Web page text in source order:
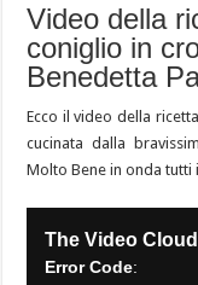
Video della
coniglio in
Benedetta
Ecco il video della
cucinata dalla
Molto Bene in onda tutti